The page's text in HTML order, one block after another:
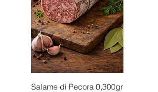
Salame di Pecora 0,300gr